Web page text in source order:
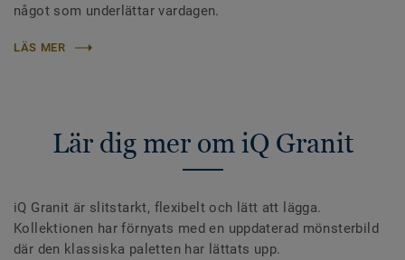
något som underlättar vardagen.
LÄS MER
Lär dig mer om iQ Granit
iQ Granit är slitstarkt, flexibelt och lätt att lägga.
Kollektionen har förnyats med en uppdaterad mönsterbild
där den klassiska paletten har lättats upp.